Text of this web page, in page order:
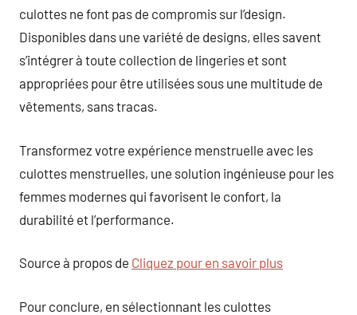
culottes ne font pas de compromis sur l’design.
Disponibles dans une variété de designs, elles savent
s’intégrer à toute collection de lingeries et sont
appropriées pour être utilisées sous une multitude de
vêtements, sans tracas.
Transformez votre expérience menstruelle avec les
culottes menstruelles, une solution ingénieuse pour les
femmes modernes qui favorisent le confort, la
durabilité et l’performance.
Source à propos de Cliquez pour en savoir plus
Pour conclure, en sélectionnant les culottes